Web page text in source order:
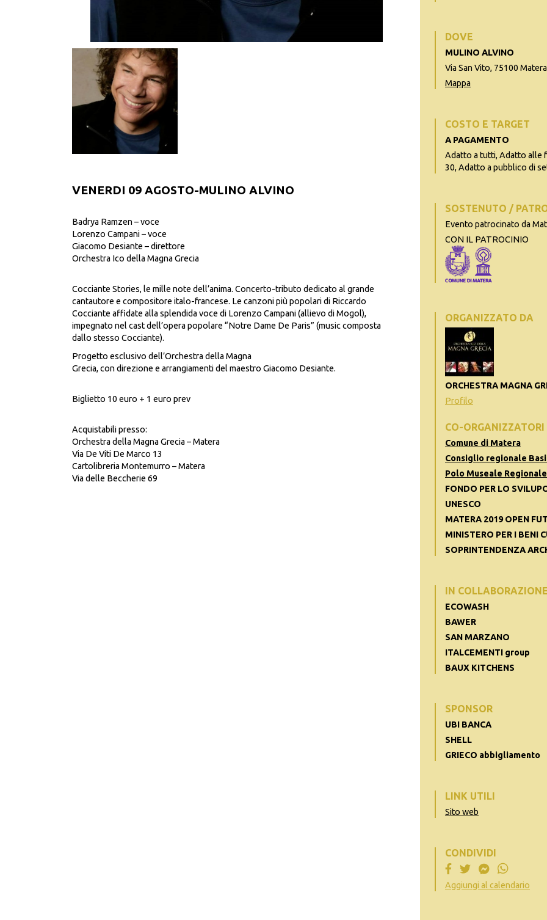
VENERDI 09 AGOSTO-MULINO ALVINO
Badrya Ramzen – voce
Lorenzo Campani – voce
Giacomo Desiante – direttore
Orchestra Ico della Magna Grecia
Cocciante Stories, le mille note dell’anima. Concerto-tributo dedicato al grande
cantautore e compositore italo-francese. Le canzoni più popolari di Riccardo
Cocciante affidate alla splendida voce di Lorenzo Campani (allievo di Mogol),
impegnato nel cast dell’opera popolare “Notre Dame De Paris” (music composta
dallo stesso Cocciante).
Progetto esclusivo dell’Orchestra della Magna
Grecia, con direzione e arrangiamenti del maestro Giacomo Desiante.
Biglietto 10 euro + 1 euro prev
Acquistabili presso:
Orchestra della Magna Grecia – Matera
Via De Viti De Marco 13
Cartolibreria Montemurro – Matera
Via delle Beccherie 69
DOVE
MULINO ALVINO
Via San Vito, 75100
Mappa
COSTO E TARGET
A PAGAMENTO
Adatto a tutti, Adatto alle
30, Adatto a pubblico di
SOSTENUTO /
Evento patrocinato da
CON IL PATROCINIO
ORGANIZZATO DA
ORCHESTRA MAGNA
Profilo
CO-ORGANIZZATORI
Comune di Matera
Consiglio regionale
Polo Museale
FONDO PER LO
UNESCO
MATERA 2019 OPEN
MINISTERO PER I BENI
SOPRINTENDENZA
IN
ECOWASH
BAWER
SAN MARZANO
ITALCEMENTI group
BAUX KITCHENS
SPONSOR
UBI BANCA
SHELL
GRIECO abbigliamento
LINK UTILI
Sito web
CONDIVIDI
Aggiungi al calendario